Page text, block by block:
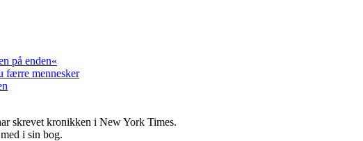
på enden«
færre mennesker
skrevet kronikken i New York Times.
i sin bog.